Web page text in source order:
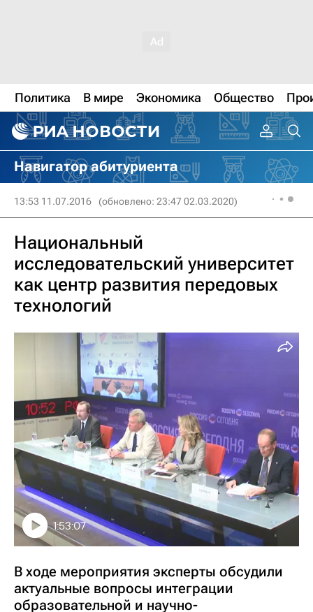
Политика В мире Экономика Общество
Навигатор абитуриента
13:53 11.07.2016 (обновлено: 23:47 02.03.2020)
Национальный
исследовательский университет
как центр развития передовых
технологий
1:53:07
В ходе мероприятия эксперты обсудили
актуальные вопросы интеграции
образовательной и научно-